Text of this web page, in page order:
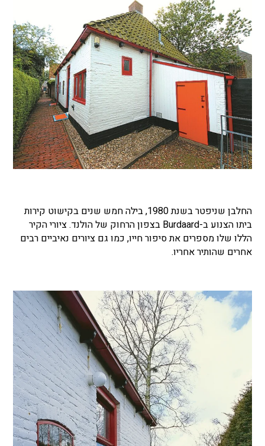
החלבן שניפטר בשנת 1980, בילה חמש שנים בקישוט קירות
ביתו הצנוע ב-Burdaard בצפון הרחוק של הולנד. ציורי הקיר
הללו שלו מספרים את סיפור חייו, כמו גם ציורים נאיביים רבים
אחרים שהותיר אחריו.